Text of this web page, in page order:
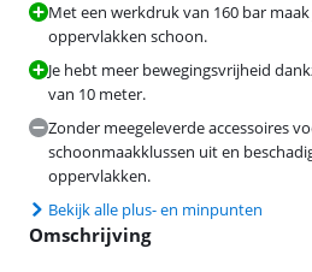
Met een werkdruk van 160 bar
oppervlakken schoon.
Je hebt meer bewegingsvrijheid
van 10 meter.
Zonder meegeleverde accessoires
schoonmaakklussen uit en
oppervlakken.
Bekijk alle plus- en minpunten
Omschrijving